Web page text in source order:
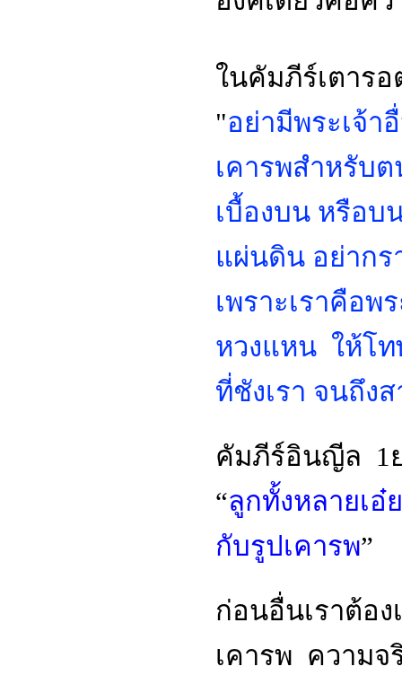
ในคัมภีร์เตาร
"อย่ามีพระเจ้า
เคารพสำหรับ
เบื้องบน หรือบ
แผ่นดิน อย่าก
เพราะเราคือพ
หวงแหน ให้โ
ที่ชังเรา จนถึง
คัมภีร์อินญีล 1
“ลูกทั้งหลายเอ๋
กับรูปเคารพ”
ก่อนอื่นเราต้อง
เคารพ ความจ